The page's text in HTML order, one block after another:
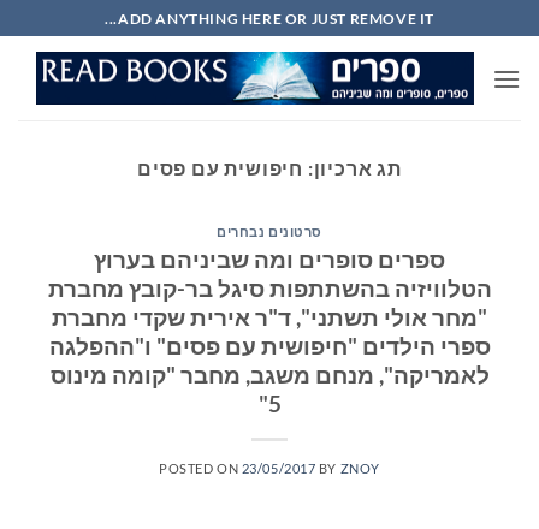
to
content
ADD ANYTHING HERE OR JUST REMOVE IT...
תג ארכיון: חיפושית עם פסים
סרטונים נבחרים
ספרים סופרים ומה שביניהם בערוץ
הטלוויזיה בהשתתפות סיגל בר-קובץ מחברת
"מחר אולי תשתני", ד"ר אירית שקדי מחברת
ספרי הילדים "חיפושית עם פסים" ו"ההפלגה
לאמריקה", מנחם משגב, מחבר "קומה מינוס
5"
POSTED ON 23/05/2017 BY ZNOY